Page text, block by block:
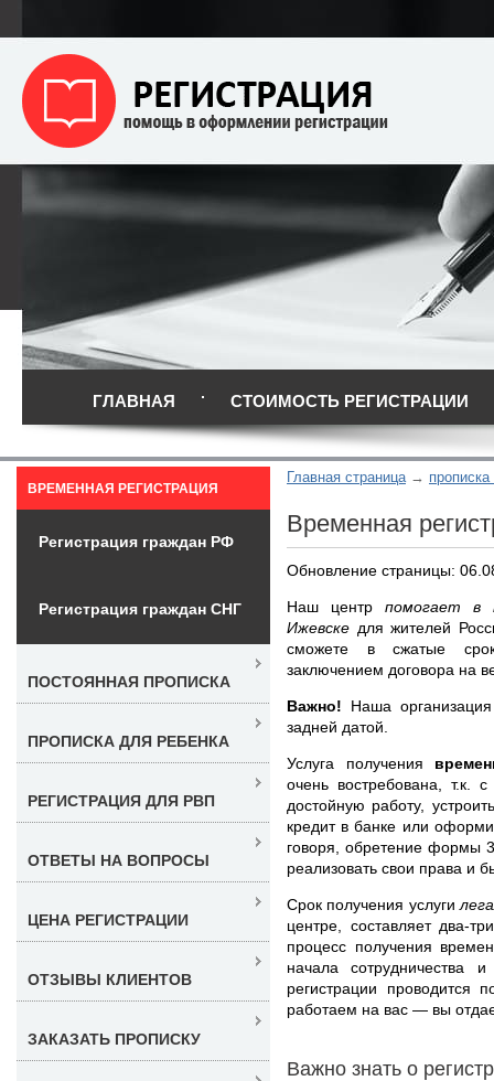
ГЛАВНАЯ СТОИМОСТЬ РЕГИСТРАЦИИ
Главная страница
Временная
Обновление страницы:
Наш центр помогает в
Ижевске для жителей
сможете в сжатые
заключением договора на
Важно! Наша
задней датой.
Услуга получения
очень востребована, т.к.
достойную работу,
кредит в банке или
говоря, обретение формы
реализовать свои права и
Срок получения услуги
центре, составляет два-
процесс получения
начала сотрудничества
регистрации проводится
работаем на вас — вы
Важно знать о
ВРЕМЕННАЯ РЕГИСТРАЦИЯ
Регистрация граждан РФ
Регистрация граждан СНГ
ПОСТОЯННАЯ ПРОПИСКА
ПРОПИСКА ДЛЯ РЕБЕНКА
РЕГИСТРАЦИЯ ДЛЯ РВП
ОТВЕТЫ НА ВОПРОСЫ
ЦЕНА РЕГИСТРАЦИИ
ОТЗЫВЫ КЛИЕНТОВ
ЗАКАЗАТЬ ПРОПИСКУ